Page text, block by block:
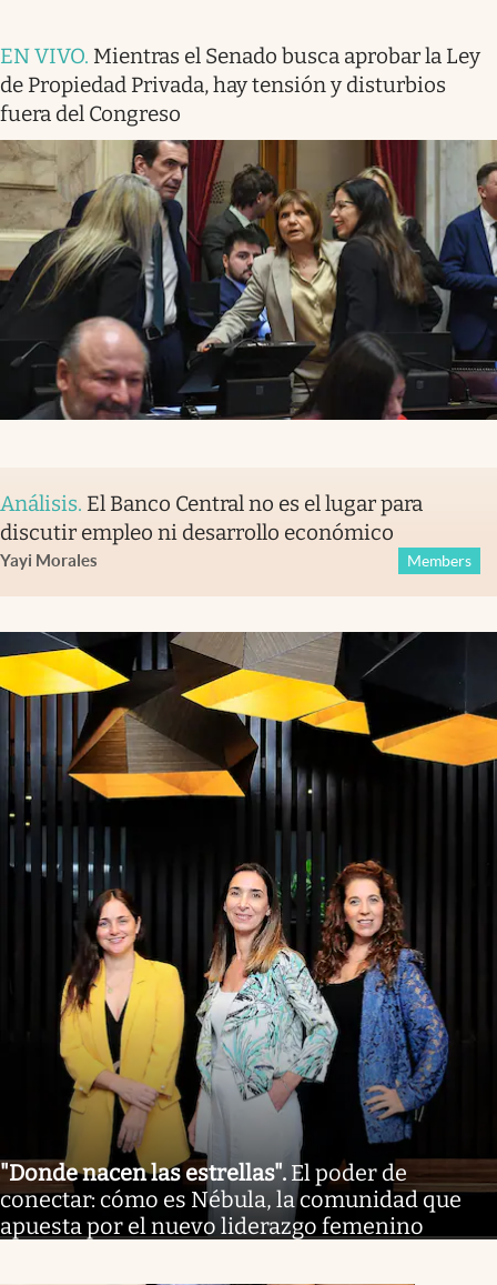
EN VIVO. Mientras el Senado busca aprobar la Ley
de Propiedad Privada, hay tensión y disturbios
fuera del Congreso
Análisis. El Banco Central no es el lugar para
discutir empleo ni desarrollo económico
Yayi Morales Members
"Donde nacen las estrellas". El poder de
conectar: cómo es Nébula, la comunidad que
apuesta por el nuevo liderazgo femenino